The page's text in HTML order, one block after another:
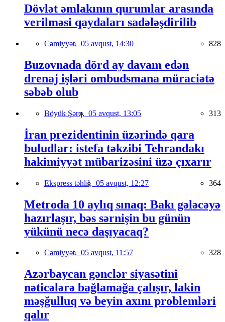
Dövlət əmlakının qurumlar arasında
verilməsi qaydaları sadələşdirilib
Cəmiyyət, 05 avqust, 14:30 828
Buzovnada dörd ay davam edən
drenaj işləri ombudsmana müraciətə
səbəb olub
Böyük Şərq, 05 avqust, 13:05 313
İran prezidentinin üzərində qara
buludlar: istefa təkzibi Tehrandakı
hakimiyyət mübarizəsini üzə çıxarır
Ekspress təhlil, 05 avqust, 12:27 364
Metroda 10 aylıq sınaq: Bakı gələcəyə
hazırlaşır, bəs sərnişin bu günün
yükünü necə daşıyacaq?
Cəmiyyət, 05 avqust, 11:57 328
Azərbaycan gənclər siyasətini
nəticələrə bağlamağa çalışır, lakin
məşğulluq və beyin axını problemləri
qalır